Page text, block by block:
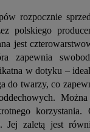
rozpocznie
polskiego
jest
zapewnia
w dotyku –
do twarzy, co
korzystania.
Jej zaletą jest